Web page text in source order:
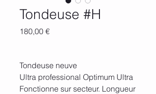
Tondeuse #H
180,00 €Prix
Tondeuse neuve
Ultra professional Optimum Ultra
Fonctionne sur secteur. Longueur